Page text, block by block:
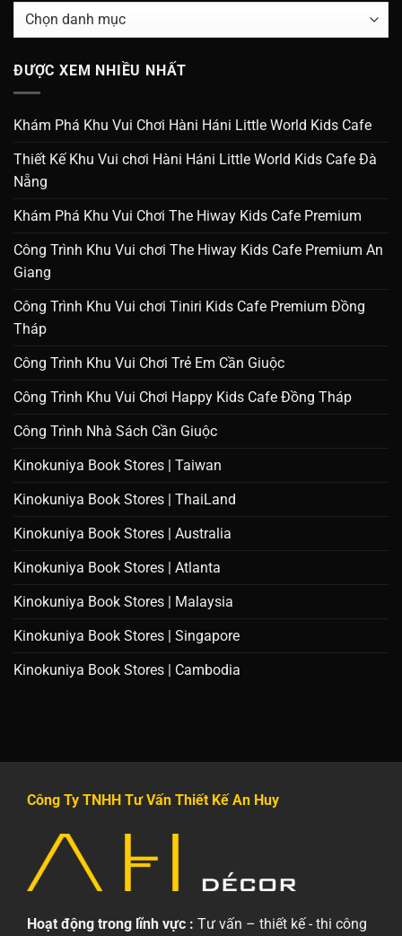
Danh
ĐƯỢC XEM NHIỀU NHẤT
Khám Phá Khu Vui Chơi Hàni Háni Little World Kids Cafe
Thiết Kế Khu Vui chơi Hàni Háni Little World Kids Cafe Đà
Nẵng
Khám Phá Khu Vui Chơi The Hiway Kids Cafe Premium
Công Trình Khu Vui chơi The Hiway Kids Cafe Premium An
Giang
Công Trình Khu Vui chơi Tiniri Kids Cafe Premium Đồng
Tháp
Công Trình Khu Vui Chơi Trẻ Em Cần Giuộc
Công Trình Khu Vui Chơi Happy Kids Cafe Đồng Tháp
Công Trình Nhà Sách Cần Giuộc
Kinokuniya Book Stores | Taiwan
Kinokuniya Book Stores | ThaiLand
Kinokuniya Book Stores | Australia
Kinokuniya Book Stores | Atlanta
Kinokuniya Book Stores | Malaysia
Kinokuniya Book Stores | Singapore
Kinokuniya Book Stores | Cambodia
Công Ty TNHH Tư Vấn Thiết Kế An Huy
Hoạt động trong lĩnh vực : Tư vấn – thiết kế - thi công